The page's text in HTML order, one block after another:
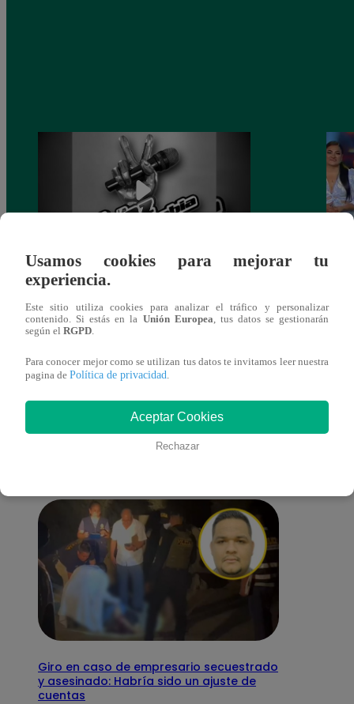
Muere exparticipante de La Voz Colombia
También te puede
interesar
Giro en caso de empresario secuestrado
y asesinado: Habría sido un ajuste de
cuentas
Usamos cookies para mejorar tu
experiencia.
Este sitio utiliza cookies para analizar el tráfico y personalizar
contenido. Si estás en la Unión Europea, tus datos se gestionarán
según el RGPD.
Para conocer mejor como se utilizan tus datos te invitamos leer nuestra
pagina de Política de privacidad.
Aceptar Cookies
Rechazar